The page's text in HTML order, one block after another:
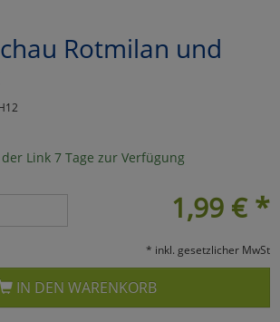
Rotmilan und
Link 7 Tage zur Verfügung
1,99 € *
* inkl. gesetzlicher MwSt
IN DEN WARENKORB
Cookies
Alle Akzeptieren
speichern
zurück